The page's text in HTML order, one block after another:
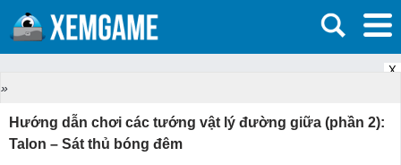
X
»
Hướng dẫn chơi các tướng vật lý đường giữa (phần 2):
Talon – Sát thủ bóng đêm